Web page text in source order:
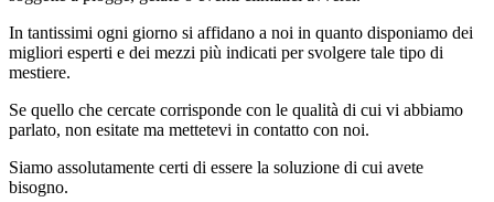
In tantissimi ogni giorno si affidano a noi in quanto disponiamo dei
migliori esperti e dei mezzi più indicati per svolgere tale tipo di
mestiere.
Se quello che cercate corrisponde con le qualità di cui vi abbiamo
parlato, non esitate ma mettetevi in contatto con noi.
Siamo assolutamente certi di essere la soluzione di cui avete
bisogno.